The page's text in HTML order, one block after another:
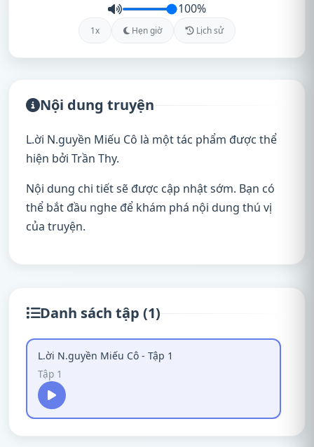
100%
1x Hẹn giờ Lịch sử
Nội dung truyện
L.ời N.guyền Miếu Cô là một tác phẩm được thể
hiện bởi Trần Thy.
Nội dung chi tiết sẽ được cập nhật sớm. Bạn có
thể bắt đầu nghe để khám phá nội dung thú vị
của truyện.
Danh sách tập (1)
L.ời N.guyền Miếu Cô - Tập 1
Tập 1